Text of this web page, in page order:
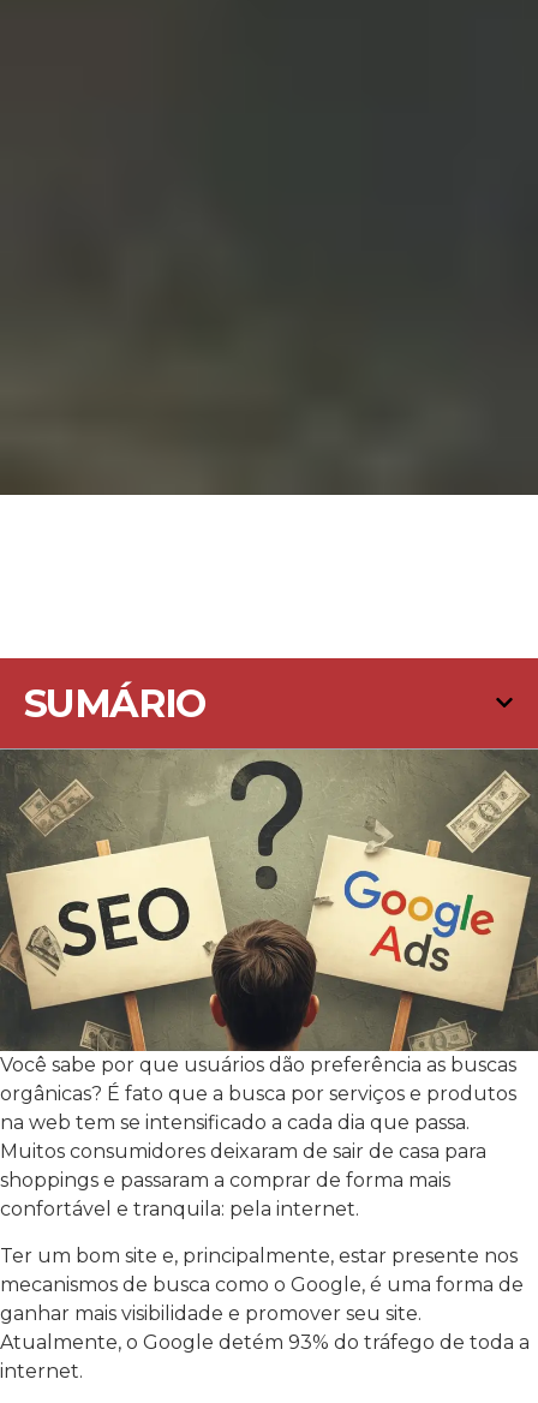
SUMÁRIO
Você sabe por que usuários dão preferência as buscas
orgânicas? É fato que a busca por serviços e produtos
na web tem se intensificado a cada dia que passa.
Muitos consumidores deixaram de sair de casa para
shoppings e passaram a comprar de forma mais
confortável e tranquila: pela internet.
Ter um bom site e, principalmente, estar presente nos
mecanismos de busca como o Google, é uma forma de
ganhar mais visibilidade e promover seu site.
Atualmente, o Google detém 93% do tráfego de toda a
internet.